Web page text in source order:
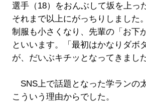
選手（18）をおんぶして坂を上っ
それまで以上にがっちりしました
制服も小さくなり、先輩の「お下
といいます。「最初はかなりダボ
が、だいぶキチッとなってきまし
SNS上で話題となった学ランの
こういう理由からでした。